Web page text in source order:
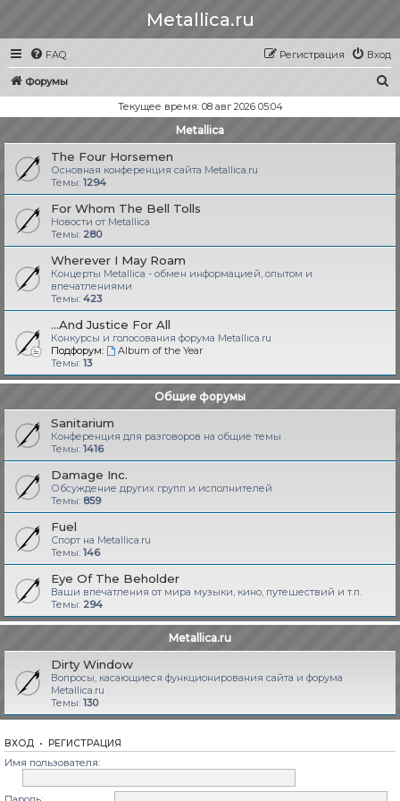
Metallica.ru
FAQ Вход
Регистрация
Форумы
с
Текущее время: 08 авг 2026 05:04
Metallica
The Four Horsemen
Основная конференция сайта Metallica.ru
Темы: 1294
For Whom The Bell Tolls
Новости от Metallica
Темы: 280
Wherever I May Roam
Концерты Metallica - обмен информацией, опытом и
впечатлениями
Темы: 423
...And Justice For All
Конкурсы и голосования форума Metallica.ru
Подфорум:
Album of the Year
Темы: 13
Общие форумы
Sanitarium
Конференция для разговоров на общие темы
Темы: 1416
Damage Inc.
Обсуждение других групп и исполнителей
Темы: 859
Fuel
Спорт на Metallica.ru
Темы: 146
Eye Of The Beholder
Ваши впечатления от мира музыки, кино, путешествий и т.п.
Темы: 294
Metallica.ru
Dirty Window
Вопросы, касающиеся функционирования сайта и форума
Metallica.ru
Темы: 130
ВХОД • РЕГИСТРАЦИЯ
Имя пользователя: